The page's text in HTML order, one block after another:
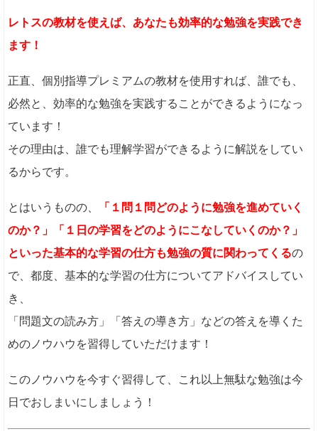
レトスの教材を使えば、あなたも効率的な勉強を実践でき
ます！
正直、個別指導プレミアムの教材を使用すれば、誰でも、
必然と、効率的な勉強を実践することができるようになっ
ています！
その理由は、誰でも理解学習ができるように解説をしてい
るからです。
とはいうものの、
「１問１問どのように勉強を進めていく
のか？」「１日の学習をどのようにこなしていくのか？」
といった基本的な学習の仕方も勉強の質に関わってくるの
で、都度、基本的な学習の仕方についてアドバイスしてい
き、
「問題文の読み方」「答えの導き方」などの答えを導くた
めのノウハウを習得していただけます！
このノウハウを今すぐ習得して、これ以上無駄な勉強は今
日でおしまいにしましょう！